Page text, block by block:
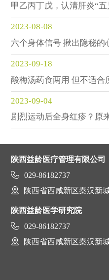
甲乙丙丁戊，认清肝炎“五
2023-08-08
六个身体信号 揪出隐秘的
2023-09-18
酸梅汤药食两用 但不适合
2023-09-04
剧烈运动后全身红疹？原
陕西益龄医疗管理有限公司

029-86182737

陕西省西咸新区秦汉新
陕西益龄医学研究院

029-86182737

陕西省西咸新区秦汉新